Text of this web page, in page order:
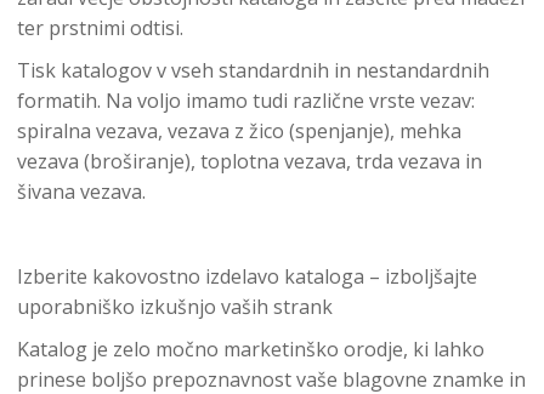
ter prstnimi odtisi.
Tisk katalogov v vseh standardnih in nestandardnih
formatih. Na voljo imamo tudi različne vrste vezav:
spiralna vezava, vezava z žico (spenjanje), mehka
vezava (broširanje), toplotna vezava, trda vezava in
šivana vezava.
Izberite kakovostno izdelavo kataloga – izboljšajte
uporabniško izkušnjo vaših strank
Katalog je zelo močno marketinško orodje, ki lahko
prinese boljšo prepoznavnost vaše blagovne znamke in